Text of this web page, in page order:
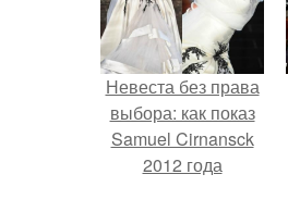
Невеста без права
выбора: как показ
Samuel Cirnansck
2012 года